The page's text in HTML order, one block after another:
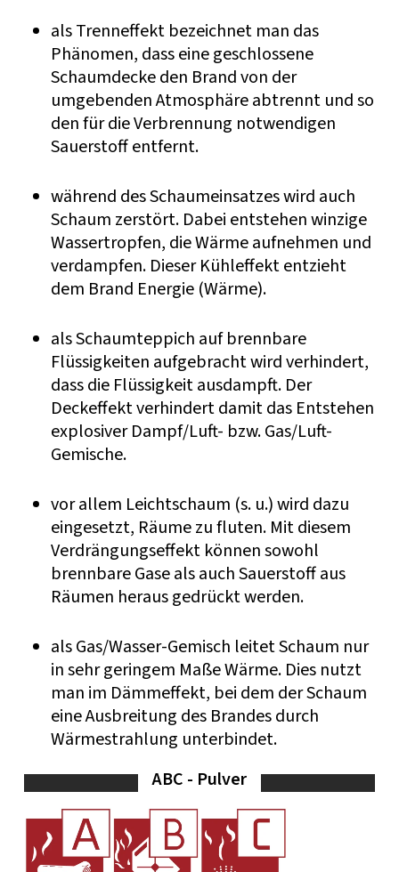
als Trenneffekt bezeichnet man das
Phänomen, dass eine geschlossene
Schaumdecke den Brand von der
umgebenden Atmosphäre abtrennt und so
den für die Verbrennung notwendigen
Sauerstoff entfernt.
während des Schaumeinsatzes wird auch
Schaum zerstört. Dabei entstehen winzige
Wassertropfen, die Wärme aufnehmen und
verdampfen. Dieser Kühleffekt entzieht
dem Brand Energie (Wärme).
als Schaumteppich auf brennbare
Flüssigkeiten aufgebracht wird verhindert,
dass die Flüssigkeit ausdampft. Der
Deckeffekt verhindert damit das Entstehen
explosiver Dampf/Luft- bzw. Gas/Luft-
Gemische.
vor allem Leichtschaum (s. u.) wird dazu
eingesetzt, Räume zu fluten. Mit diesem
Verdrängungseffekt können sowohl
brennbare Gase als auch Sauerstoff aus
Räumen heraus gedrückt werden.
als Gas/Wasser-Gemisch leitet Schaum nur
in sehr geringem Maße Wärme. Dies nutzt
man im Dämmeffekt, bei dem der Schaum
eine Ausbreitung des Brandes durch
Wärmestrahlung unterbindet.
ABC - Pulver